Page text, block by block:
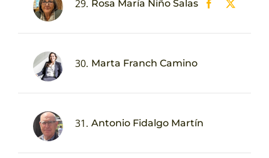
29. Rosa María Niño Salas
30. Marta Franch Camino
31. Antonio Fidalgo Martín